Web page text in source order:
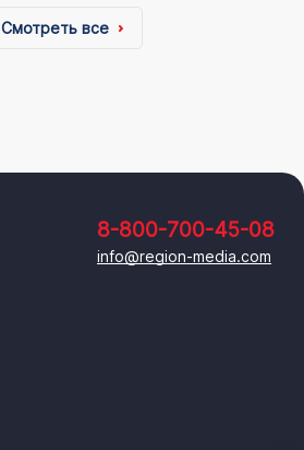
Смотреть все
8-800-700-45-08
info@region-media.com